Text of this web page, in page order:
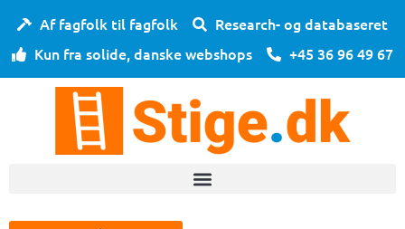
indholdet
Af fagfolk til fagfolk
Research- og databaseret
Kun fra solide, danske webshops
+45 36 96 49 67